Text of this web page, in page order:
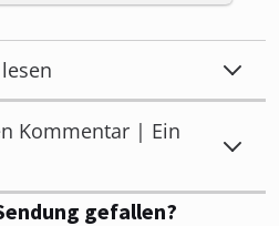
Kommentar | Ein
gefallen?